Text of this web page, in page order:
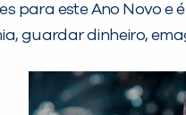
para este Ano Novo
guardar dinheiro,